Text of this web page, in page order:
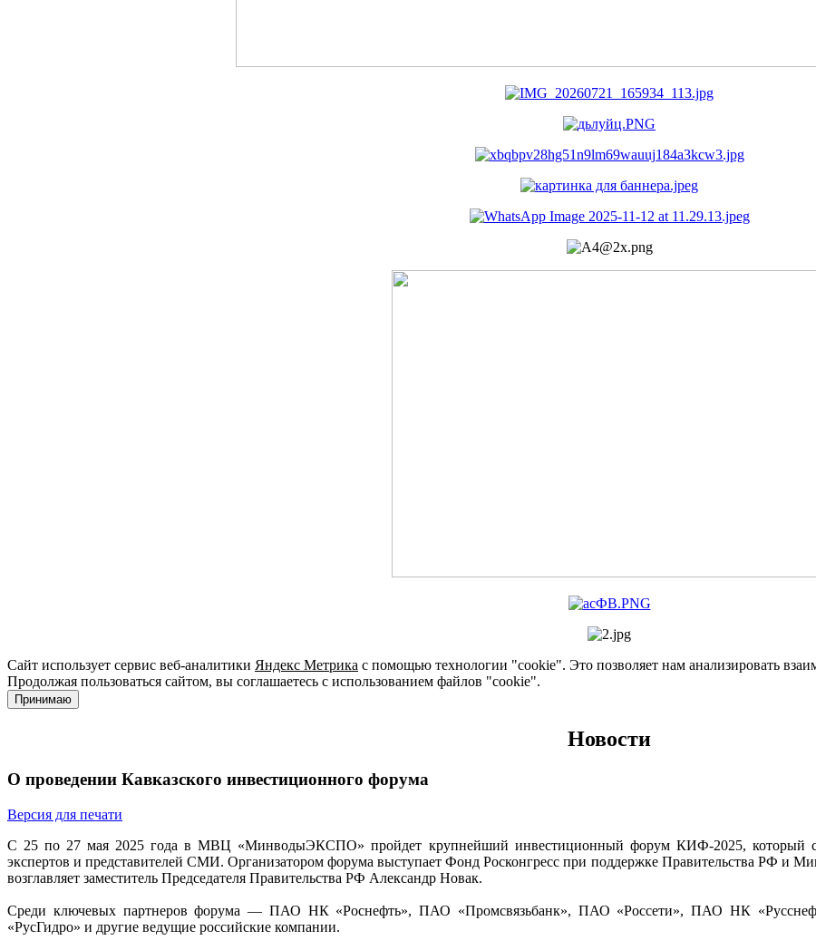
Сайт использует сервис веб-аналитики Яндекс Метрика с помощью технологии "cookie". Это позволяет нам анализировать
Продолжая пользоваться сайтом, вы соглашаетесь с использованием файлов "cookie".
Принимаю
Новости
О проведении Кавказского инвестиционного форума
Версия для печати
С 25 по 27 мая 2025 года в МВЦ «МинводыЭКСПО» пройдет крупнейший инвестиционный форум КИФ-2025, который
экспертов и представителей СМИ. Организатором форума выступает Фонд Росконгресс при поддержке Правительства РФ и
возглавляет заместитель Председателя Правительства РФ Александр Новак.
Среди ключевых партнеров форума — ПАО НК «Роснефть», ПАО «Промсвязьбанк», ПАО «Россети», ПАО НК
«РусГидро» и другие ведущие российские компании.